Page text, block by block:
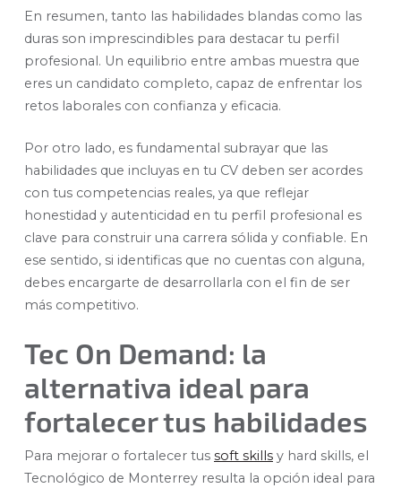
En resumen, tanto las habilidades blandas como las
duras son imprescindibles para destacar tu perfil
profesional. Un equilibrio entre ambas muestra que
eres un candidato completo, capaz de enfrentar los
retos laborales con confianza y eficacia.
Por otro lado, es fundamental subrayar que las
habilidades que incluyas en tu CV deben ser acordes
con tus competencias reales, ya que reflejar
honestidad y autenticidad en tu perfil profesional es
clave para construir una carrera sólida y confiable. En
ese sentido, si identificas que no cuentas con alguna,
debes encargarte de desarrollarla con el fin de ser
más competitivo.
Tec On Demand: la
alternativa ideal para
fortalecer tus habilidades
Para mejorar o fortalecer tus soft skills y hard skills, el
Tecnológico de Monterrey resulta la opción ideal para